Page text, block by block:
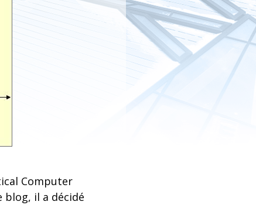
Computer
il a décidé